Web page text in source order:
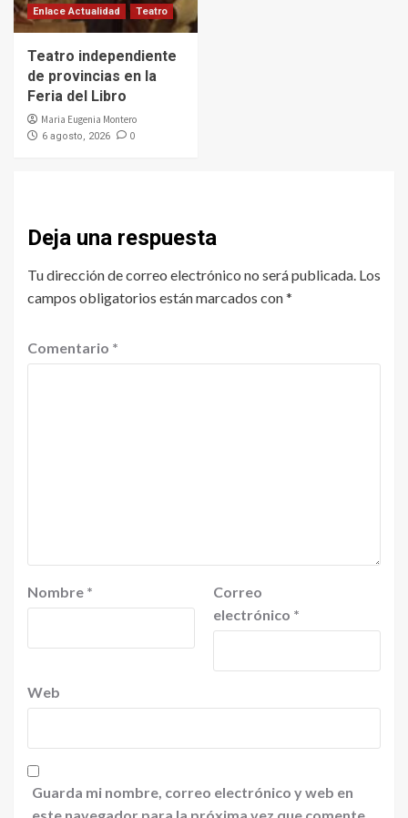
Enlace Actualidad
Teatro
Teatro independiente
de provincias en la
Feria del Libro
Maria Eugenia Montero
6 agosto, 2026 0
Deja una respuesta
Tu dirección de correo electrónico no será publicada. Los
campos obligatorios están marcados con*
Comentario *
Nombre *
Correo
electrónico *
Web
Guarda mi nombre, correo electrónico y web en